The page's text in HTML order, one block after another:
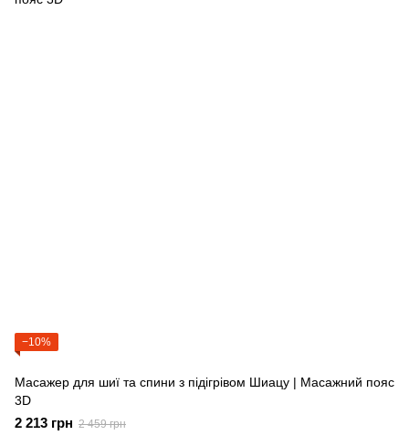
−10%
Масажер для шиї та спини з підігрівом Шиацу | Масажний пояс
3D
2 213 грн 2 459 грн